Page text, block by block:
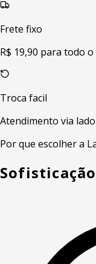
Frete fixo
R$ 19,90 para todo
Troca facil
Atendimento via
Por que escolher a